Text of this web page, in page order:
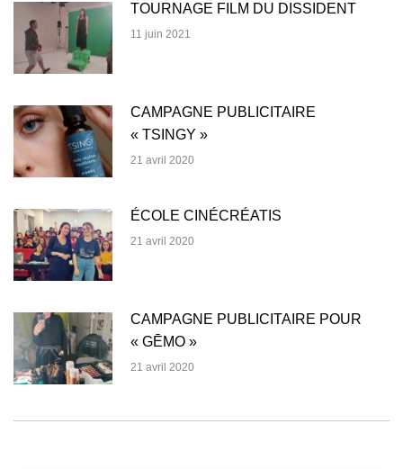
TOURNAGE FILM DU DISSIDENT
11 juin 2021
CAMPAGNE PUBLICITAIRE
« TSINGY »
21 avril 2020
ÉCOLE CINÉCRÉATIS
21 avril 2020
CAMPAGNE PUBLICITAIRE POUR
« GĒMO »
21 avril 2020